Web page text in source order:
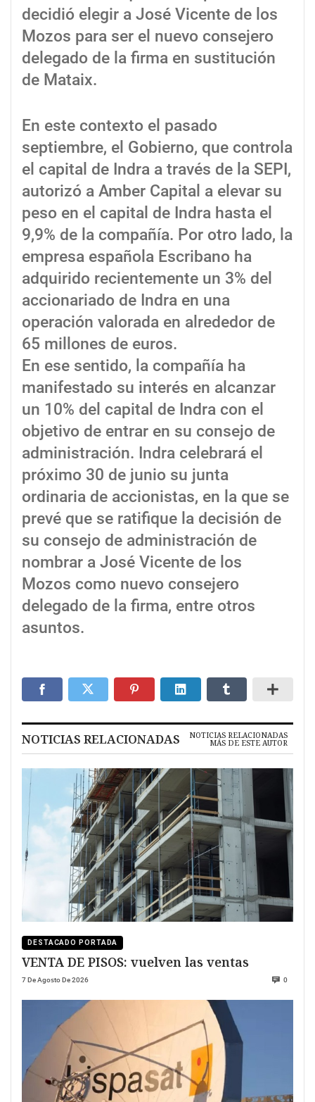
decidió elegir a José Vicente de los
Mozos para ser el nuevo consejero
delegado de la firma en sustitución
de Mataix.
En este contexto el pasado
septiembre, el Gobierno, que controla
el capital de Indra a través de la SEPI,
autorizó a Amber Capital a elevar su
peso en el capital de Indra hasta el
9,9% de la compañía. Por otro lado, la
empresa española Escribano ha
adquirido recientemente un 3% del
accionariado de Indra en una
operación valorada en alrededor de
65 millones de euros.
En ese sentido, la compañía ha
manifestado su interés en alcanzar
un 10% del capital de Indra con el
objetivo de entrar en su consejo de
administración. Indra celebrará el
próximo 30 de junio su junta
ordinaria de accionistas, en la que se
prevé que se ratifique la decisión de
su consejo de administración de
nombrar a José Vicente de los
Mozos como nuevo consejero
delegado de la firma, entre otros
asuntos.
NOTICIAS RELACIONADAS NOTICIAS RELACIONADAS
MÁS DE ESTE AUTOR
DESTACADO PORTADA
VENTA DE PISOS: vuelven las ventas
7 De Agosto De 2026 0